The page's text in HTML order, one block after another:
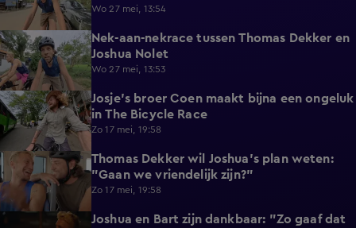
Wo 27 mei, 13:54
1:01
Nek-aan-nekrace tussen Thomas Dekker en
Joshua Nolet
Wo 27 mei, 13:53
0:23
Josje's broer Coen maakt bijna een ongeluk
in The Bicycle Race
Zo 17 mei, 19:58
0:47
Thomas Dekker wil Joshua's plan weten:
"Gaan we vriendelijk zijn?"
Zo 17 mei, 19:58
Joshua en Bart zijn dankbaar: "Zo gaaf dat